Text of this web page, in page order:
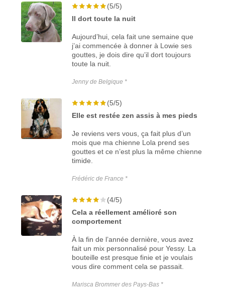
(5/5)
Il dort toute la nuit
Aujourd’hui, cela fait une semaine que
j’ai commencée à donner à Lowie ses
gouttes, je dois dire qu’il dort toujours
toute la nuit.
Jenny de Belgique *
(5/5)
Elle est restée zen assis à mes pieds
Je reviens vers vous, ça fait plus d’un
mois que ma chienne Lola prend ses
gouttes et ce n’est plus la même chienne
timide.
Frédéric de France *
(4/5)
Cela a réellement amélioré son
comportement
À la fin de l’année dernière, vous avez
fait un mix personnalisé pour Yessy. La
bouteille est presque finie et je voulais
vous dire comment cela se passait.
Marisca Brommer des Pays-Bas *